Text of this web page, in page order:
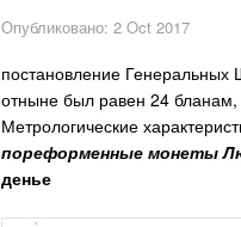
Опубликовано: 2 Oct 2017
постановление
отныне был равен 24 бланам,
Метрологические
пореформенные монеты
денье